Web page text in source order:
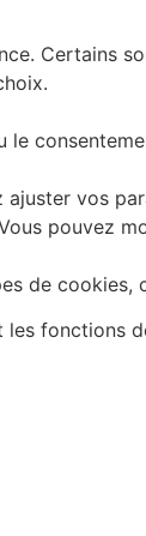
Certains
le
vos
pouvez
de
fonctions